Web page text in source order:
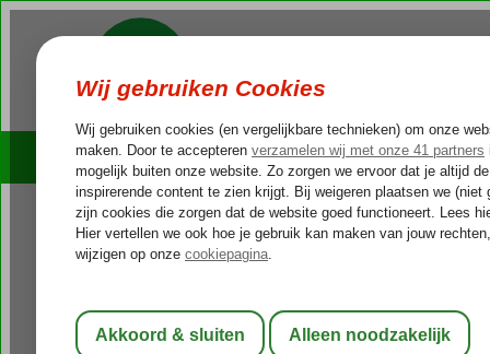
Cruises Outlet Deals
Home
Bulgarije Zwarte Zee Sunny Beach
Secrets Sunny Beach Resort &
Ultra All Inclusive- Hotel